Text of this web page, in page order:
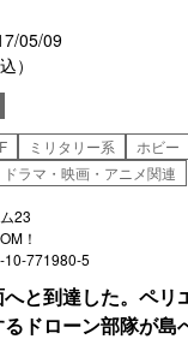
05/09
）
ミリタリー系 ホビー
ドラマ・映画・アニメ関連
23
！
10-771980-5
と到達した。ペリ
ドローン部隊が島